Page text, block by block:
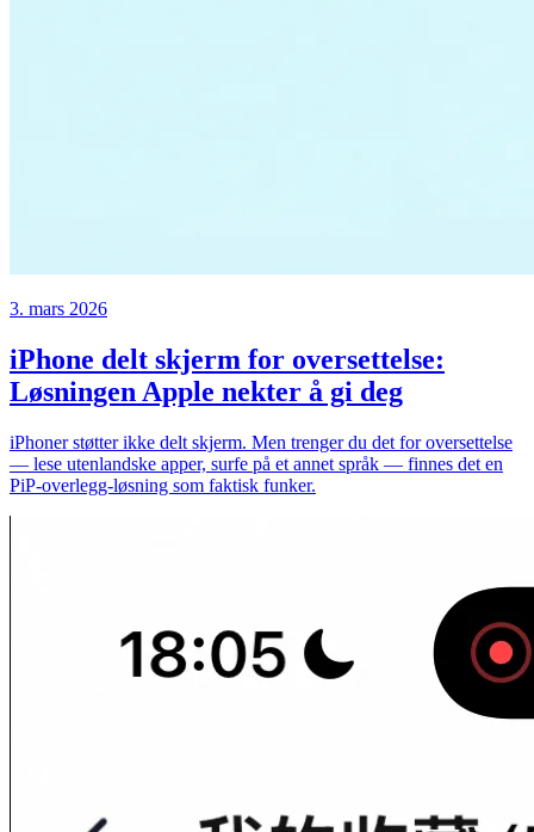
3. mars 2026
iPhone delt skjerm for oversettelse:
Løsningen Apple nekter å gi deg
iPhoner støtter ikke delt skjerm. Men trenger du det for oversettelse
— lese utenlandske apper, surfe på et annet språk — finnes det en
PiP-overlegg-løsning som faktisk funker.